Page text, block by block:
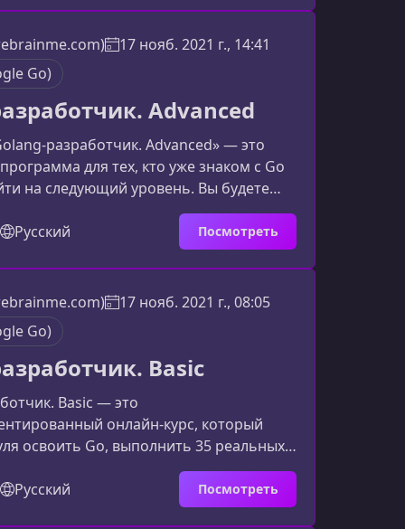
точкой.Что представляет собой
охватывает ключевые аспекты работы
команд до написания собственных
17 нояб. 2021 г., 14:41
Go)
Advanced
Advanced» — это
для тех, кто уже знаком с Go
на следующий уровень. Вы будете
код, оттачивать навыки на
задачах и формировать крепкое
как в российских, так и
проектах.Что представляет собой
продвинутая программа по Go,
на практическом применении
доступ к 2
Русский Посмотреть
17 нояб. 2021 г., 08:05
Go)
Basic
Basic — это
онлайн‑курс, который
освоить Go, выполнить 35 реальных
навыки, востребованные в
Обучение подходит тем, кто
войти в профессию и начать работать с
Русский Посмотреть